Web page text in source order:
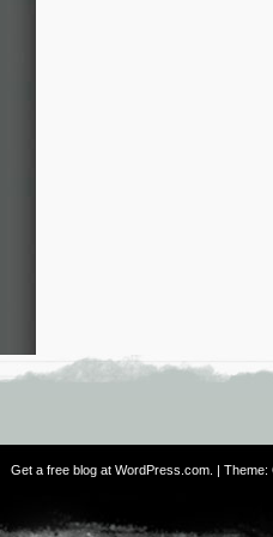
Get a free blog at WordPress.com . |